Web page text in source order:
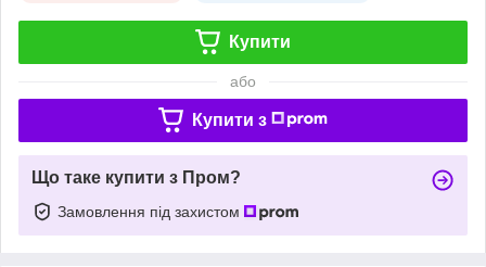
Купити
або
Купити з
Що таке купити з Пром?
Замовлення під захистом